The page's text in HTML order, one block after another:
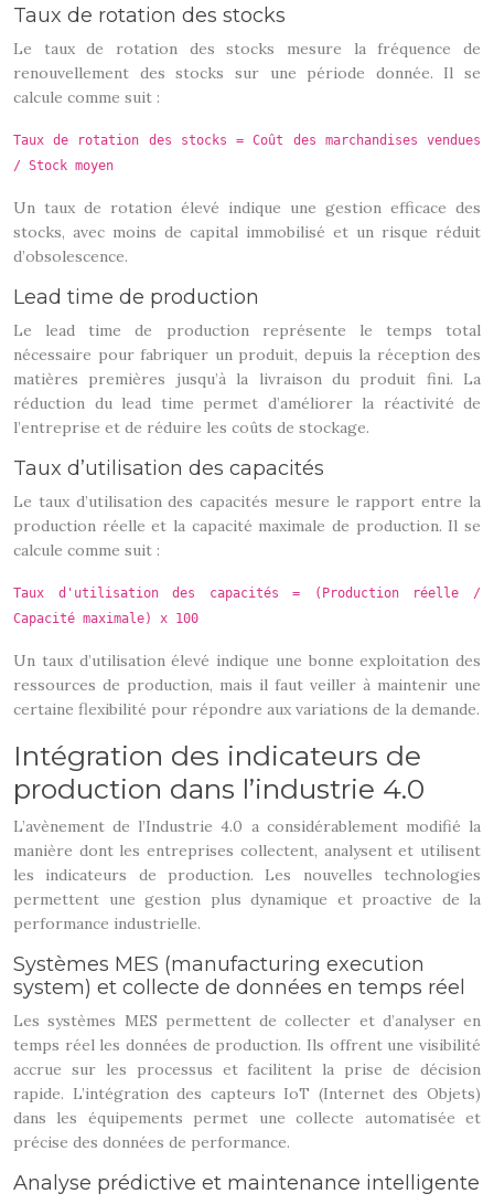
Taux de rotation des stocks
Le taux de rotation des stocks mesure la fréquence de
renouvellement des stocks sur une période donnée. Il se
calcule comme suit :
Taux de rotation des stocks = Coût des marchandises vendues
/ Stock moyen
Un taux de rotation élevé indique une gestion efficace des
stocks, avec moins de capital immobilisé et un risque réduit
d’obsolescence.
Lead time de production
Le lead time de production représente le temps total
nécessaire pour fabriquer un produit, depuis la réception des
matières premières jusqu’à la livraison du produit fini. La
réduction du lead time permet d’améliorer la réactivité de
l’entreprise et de réduire les coûts de stockage.
Taux d’utilisation des capacités
Le taux d’utilisation des capacités mesure le rapport entre la
production réelle et la capacité maximale de production. Il se
calcule comme suit :
Taux d'utilisation des capacités = (Production réelle /
Capacité maximale) x 100
Un taux d’utilisation élevé indique une bonne exploitation des
ressources de production, mais il faut veiller à maintenir une
certaine flexibilité pour répondre aux variations de la demande.
Intégration des indicateurs de
production dans l’industrie 4.0
L’avènement de l’Industrie 4.0 a considérablement modifié la
manière dont les entreprises collectent, analysent et utilisent
les indicateurs de production. Les nouvelles technologies
permettent une gestion plus dynamique et proactive de la
performance industrielle.
Systèmes MES (manufacturing execution
system) et collecte de données en temps réel
Les systèmes MES permettent de collecter et d’analyser en
temps réel les données de production. Ils offrent une visibilité
accrue sur les processus et facilitent la prise de décision
rapide. L’intégration des capteurs IoT (Internet des Objets)
dans les équipements permet une collecte automatisée et
précise des données de performance.
Analyse prédictive et maintenance intelligente